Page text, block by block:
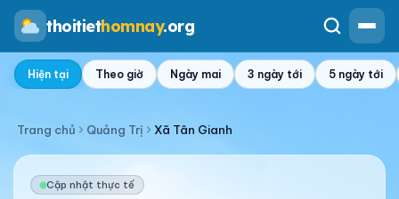
thoitiethomnay.org
Hiện tại Theo giờ Ngày mai 3 ngày tới 5 ngày tới
Trang chủ Quảng Trị Xã Tân Gianh
Cập nhật thực tế